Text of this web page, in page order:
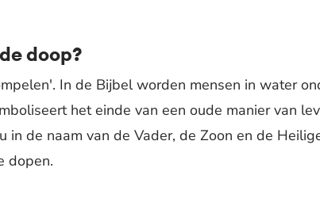
doop?
In de Bijbel worden mensen in water
het einde van een oude manier van
de naam van de Vader, de Zoon en de
dopen.